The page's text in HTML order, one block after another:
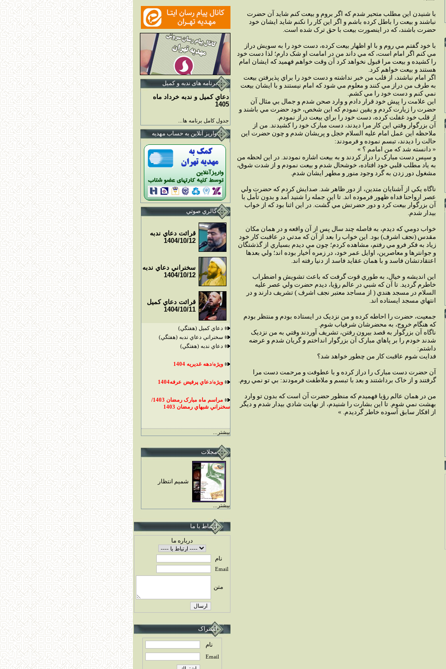
با شنيدن اين مطلب متحير شدم که اگر بروم و بيعت کنم شايد آن حضرت
نباشند و بيعت را باطل کرده باشم و اگر اين کار را نکنم شايد ايشان خود
حضرت باشند، که در اينصورت بيعت با حق ترک شده است.
با خود گفتم مي روم و با او اظهار بيعت کرده، دست خود را به سويش دراز
مي کنم اگر امام است، که مي داند من در امامت او شک دارم؛ لذا دست خود
را کشيده و بيعت مرا قبول نخواهد کرد آن وقت خواهم فهميد که ايشان امام
هستند و بيعت خواهم کرد.
اگر امام نباشند، از قلب من خبر نداشته و دست خود را براي پذيرفتن بيعت
به طرف من دراز مي کنند و معلوم مي شود که امام نيستند و با ايشان بيعت
نمي کنم و دست خود را مي کشم.
اين علامت را پيش خود قرار دادم و وارد صحن شدم و جمال بي مثال آن
حضرت را زيارت کردم و يقين نمودم که اين شخص، خود حضرت مي باشند و
از قلب خود غفلت کرده، دست خود را براي بيعت دراز نمودم.
آن بزرگوار وقتي اين کار مرا ديدند، دست مبارک خود را کشيدند. من از
ملاحظه اين عمل امام عليه السلام خجل و پريشان شدم و چون حضرت اين
حالت را ديدند، تبسم نموده و فرمودند:
« دانسته شد که من امامم ؟ »
و سپس دست مبارک را دراز کردند و به بيعت اشاره نمودند. در اين لحظه من
به ياد مطلب قلبي خود افتاده، خوشحال شدم و بيعت نمودم و از شدت شوق،
مشغول دور زدن به گرد وجود منور و مطهر ايشان شدم.
ناگاه يکي از آشنايان متدين، از دور ظاهر شد. صدايش کردم که حضرت ولي
عصر ارواحنا فداه ظهور فرموده اند. تا اين جمله را شنيد آمد و بدون تأمل با
آن بزرگوار بيعت کرد و دور حضرتش مي گشت. در اين اثنا بود که از خواب
بيدار شدم.
خواب دومي که ديدم، به فاصله چند سال پس از آن واقعه و در همان مکان
مقدس (نجف اشرف) بود. اين خواب را بعد از آن که مدتي در عاقبت کار خود
زياد به فکر فرو مي رفتم، مشاهده کردم؛ چون مي ديدم بسياري از گذشتگان
و جوانترها و معاصرين، اوايل عمر خود، در زمره اَخيار بوده اند؛ ولي بعدها
اعتقادتشان فاسد و با همان عقايد فاسد از دنيا رفته اند.
اين انديشه و خيال، به طوري قوت گرفت که باعث تشويش و اضطراب
خاطرم گرديد. تا آن که شبي در عالم رؤيا، ديدم حضرت ولي عصر عليه
السلام در مسجد هندي ( از مساجد معتبر نجف اشرف ) تشريف دارند و در
انتهاي مسجد ايستاده اند.
جمعيت، حضرت را احاطه کرده و من نزديک در ايستاده بودم و منتظر بودم
که هنگام خروج، به محضرشان شرفياب شوم.
ناگاه آن بزرگوار به قصد بيرون رفتن، تشريف آوردند وقتي به من نزديک
شدند خودم را بر پاهاي مبارک آن بزرگوار انداختم و گريان شدم و عرضه
داشتم:
فدايت شوم عاقبت کار من چطور خواهد شد؟
آن حضرت دست مبارک را دراز کرده و با عطوفت و مرحمت دست مرا
گرفتند و از خاک برداشتند و بعد با تبسم و ملاطفت فرمودند: بي تو نمي روم.
من در همان عالم رؤيا فهميدم که منظور حضرت آن است که بدون تو وارد
بهشت نمي شوم. تا اين بشارت را شنيدم، از نهايت شادي بيدار شدم و ديگر
از افکار سابق آسوده خاطر گرديدم. »
برنامه های ندبه و کمیل
دعاي کميل و ندبه خرداد ماه
1405
جدول کامل برنامه ها...
واريز آنلاين به حساب مهديه
گالري صوتي
قرائت دعاي ندبه
1404/10/12
سخنراني دعاي ندبه
1404/10/12
قرائت دعاي کميل
1404/10/11
دعاي کميل (هفتگي)
سخنراني دعاي ندبه (هفتگي)
دعاي ندبه (هفتگي)
ويژه/دهه غديريه 1404
ويژه/دعاي پرفيض عرفه1404
مراسم ماه مبارک رمضان 1403/
سخنراني شبهاي رمضان 1403
بيشتر...
مجلات
شميم انتظار
بيشتر...
ارتباط با ما
درباره ما
نام
Email
متن
اشتراک
نام
Email